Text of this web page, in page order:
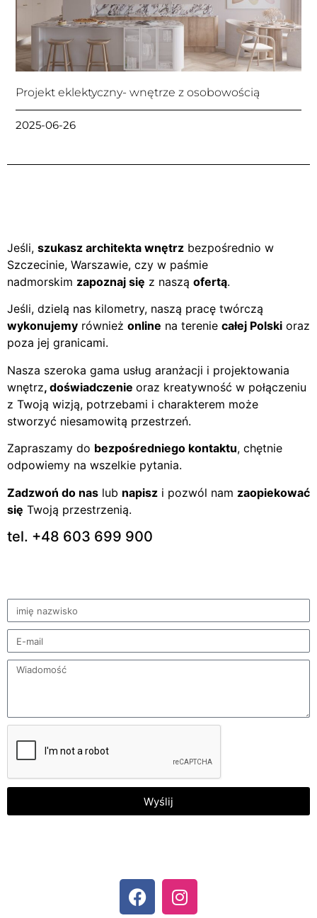
Projekt eklektyczny- wnętrze z osobowością
2025-06-26
Jeśli, szukasz architekta wnętrz bezpośrednio w
Szczecinie, Warszawie, czy w paśmie
nadmorskim zapoznaj się z naszą ofertą.
Jeśli, dzielą nas kilometry, naszą pracę twórczą
wykonujemy również online na terenie całej Polski oraz
poza jej granicami.
Nasza szeroka gama usług aranżacji i projektowania
wnętrz, doświadczenie oraz kreatywność w połączeniu
z Twoją wizją, potrzebami i charakterem może
stworzyć niesamowitą przestrzeń.
Zapraszamy do bezpośredniego kontaktu, chętnie
odpowiemy na wszelkie pytania.
Zadzwoń do nas lub napisz i pozwól nam zaopiekować
się Twoją przestrzenią.
tel. +48 603 699 900
Wyślij